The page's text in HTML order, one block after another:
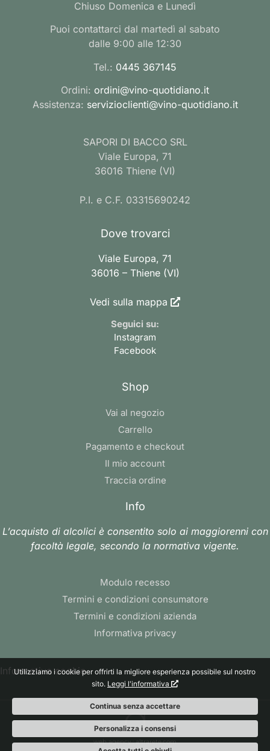
Chiuso Domenica e Lunedì
Puoi contattarci dal martedì al sabato
dalle 9:00 alle 12:30
Tel.: 0445 367145
Ordini: ordini@vino-quotidiano.it
Assistenza: servizioclienti@vino-quotidiano.it
SAPORI DI BACCO SRL
Viale Europa, 71
36016 Thiene (VI)
P.I. e C.F. 03315690242
Dove trovarci
Viale Europa, 71
36016 – Thiene (VI)
Vedi sulla mappa
Seguici su:
Instagram
Facebook
Shop
Vai al negozio
Carrello
Pagamento e checkout
Il mio account
Traccia ordine
Info
L’acquisto di alcolici è consentito solo ai maggiorenni con
facoltà legale, secondo la normativa vigente.
Modulo recesso
Termini e condizioni consumatore
Termini e condizioni azienda
Informativa privacy
Informativa cookie
web agency: altrarete.com
Utilizziamo i cookie per offrirti la migliore esperienza possibile sul nostro
sito. Leggi l'informativa
Continua senza accettare
Personalizza i consensi